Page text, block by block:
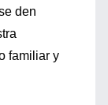
den
familiar y